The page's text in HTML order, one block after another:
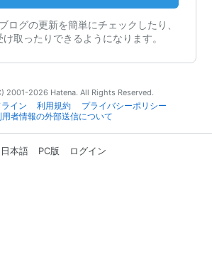
ログの更新を簡単にチェックしたり、
取ったりできるようになります。
2001-2026 Hatena. All Rights Reserved.
イン 利用規約
プライバシーポリシー
用者情報の外部送信について
日本語 PC版 ログイン